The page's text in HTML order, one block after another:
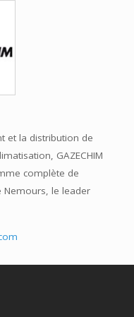
et la distribution de
GAZECHIM
complète de
Nemours, le leader